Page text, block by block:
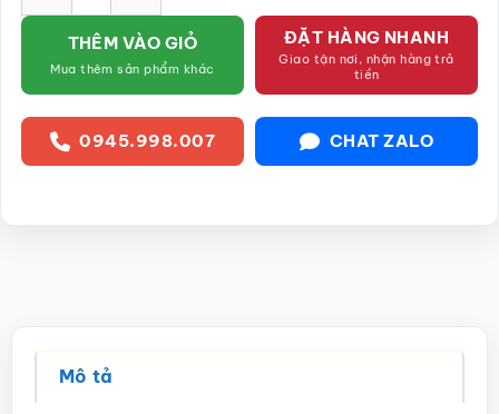
THÊM VÀO GIỎ
Mua thêm sản phẩm khác
ĐẶT HÀNG NHANH
Giao tận nơi, nhận hàng trả
tiền
0945.998.007 CHAT ZALO
Mô tả